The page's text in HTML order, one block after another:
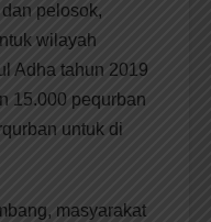
pelosok,
wilayah
Adha tahun 2019
15.000 pequrban
untuk di
masyarakat